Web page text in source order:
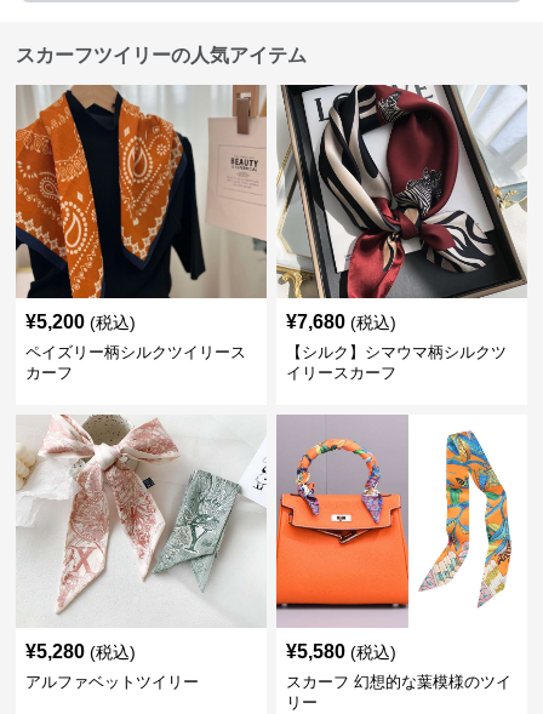
スカーフツイリーの人気アイテム
¥5,200 (税込)
ペイズリー柄シルクツイリース
カーフ
¥7,680 (税込)
【シルク】シマウマ柄シルクツ
イリースカーフ
¥5,280 (税込)
アルファベットツイリー
¥5,580 (税込)
スカーフ 幻想的な葉模様のツイ
リー